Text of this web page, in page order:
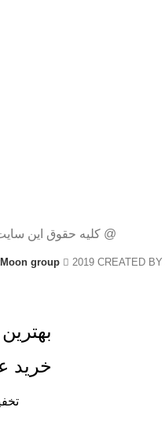
@ کلیه حقوق این
group 2019 CREATED BY
خرید